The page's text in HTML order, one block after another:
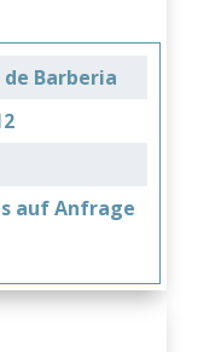
de Barberia
auf Anfrage